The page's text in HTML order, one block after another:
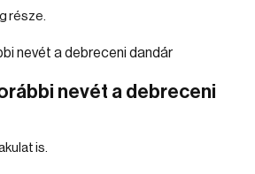
része.
nevét a debreceni
is.